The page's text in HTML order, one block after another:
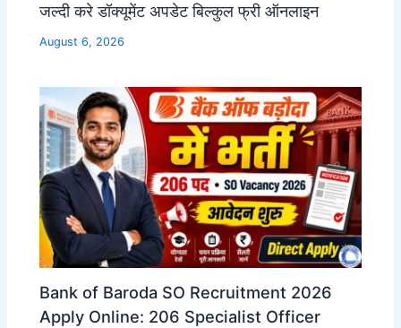
जल्दी करे डॉक्यूमेंट अपडेट बिल्कुल फ्री ऑनलाइन
August 6, 2026
Bank of Baroda SO Recruitment 2026
Apply Online: 206 Specialist Officer